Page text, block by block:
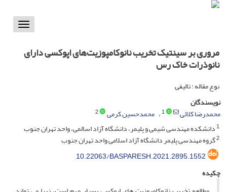
Toggle
مروری بر سینتیک تخریب نانوکامپوزیت‌های اپوکسی دارای
نانوذرات خاک رس
نوع مقاله : تالیفی
نویسندگان
محمدرضا کلائی
1 محمدحسین کرمی
2
1دانشکده مهندسی شیمی و پلیمر، دانشگاه آزاد اسالمی، واحد تهران جنوب
2گروه مهندسی پلیمر دانشگاه آزاد اسلامی واحد تهران جنوب
10.22063/BASPARESH.2021.2895.1552
چکیده